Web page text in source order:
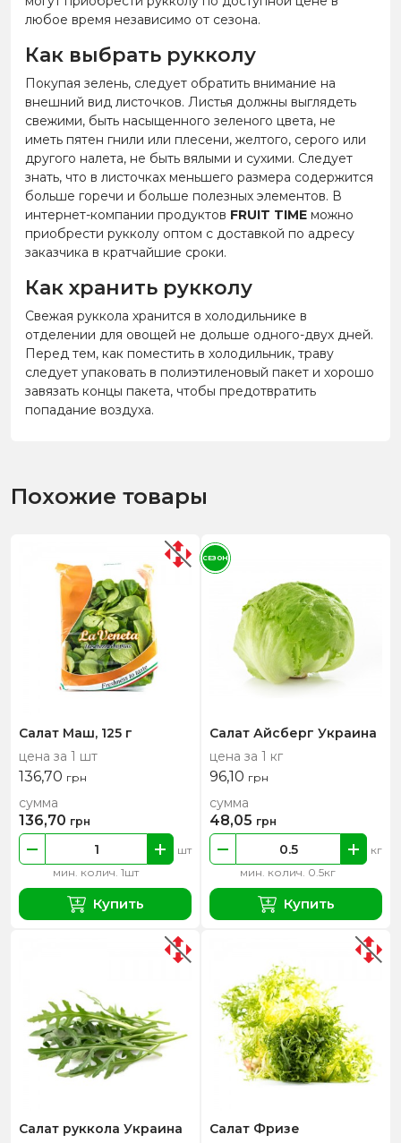
любое время независимо от сезона.
Как выбрать рукколу
Покупая зелень, следует обратить внимание на
внешний вид листочков. Листья должны выглядеть
свежими, быть насыщенного зеленого цвета, не
иметь пятен гнили или плесени, желтого, серого или
другого налета, не быть вялыми и сухими. Следует
знать, что в листочках меньшего размера содержится
больше горечи и больше полезных элементов. В
интернет-компании продуктов FRUIT TIME можно
приобрести рукколу оптом с доставкой по адресу
заказчика в кратчайшие сроки.
Как хранить рукколу
Свежая руккола хранится в холодильнике в
отделении для овощей не дольше одного-двух дней.
Перед тем, как поместить в холодильник, траву
следует упаковать в полиэтиленовый пакет и хорошо
завязать концы пакета, чтобы предотвратить
попадание воздуха.
Похожие товары
Салат Маш, 125 г
цена за 1 шт
136,70 грн
мин. колич. 1шт
шт
сумма
136,70 грн
Купить
Салат Айсберг Украина
цена за 1 кг
96,10 грн
мин. колич. 0.5кг
кг
сумма
48,05 грн
Купить
СЕЗОН
Салат руккола Украина
Салат Фризе